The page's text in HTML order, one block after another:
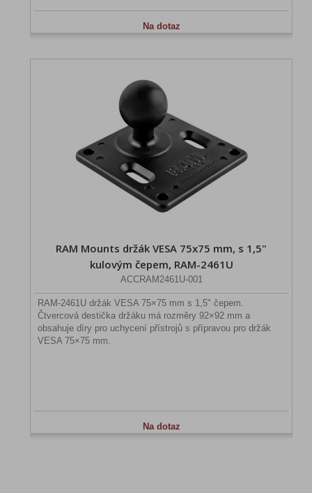
Na dotaz
RAM Mounts držák VESA 75x75 mm, s 1,5"
kulovým čepem, RAM-2461U
ACCRAM2461U-001
RAM-2461U držák VESA 75×75 mm s 1,5" čepem.
Čtvercová destička držáku má rozměry 92×92 mm a
obsahuje díry pro uchycení přístrojů s přípravou pro držák
VESA 75×75 mm.
Na dotaz